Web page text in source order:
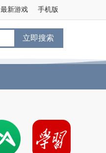
手机版
最新游戏
立即搜索